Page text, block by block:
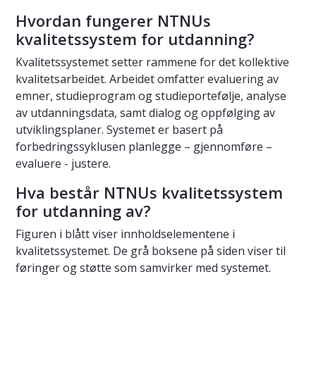
Hvordan fungerer NTNUs
kvalitetssystem for utdanning?
Kvalitetssystemet setter rammene for det kollektive
kvalitetsarbeidet. Arbeidet omfatter evaluering av
emner, studieprogram og studieportefølje, analyse
av utdanningsdata, samt dialog og oppfølging av
utviklingsplaner. Systemet er basert på
forbedringssyklusen planlegge – gjennomføre –
evaluere - justere.
Hva består NTNUs kvalitetssystem
for utdanning av?
Figuren i blått viser innholdselementene i
kvalitetssystemet. De grå boksene på siden viser til
føringer og støtte som samvirker med systemet.